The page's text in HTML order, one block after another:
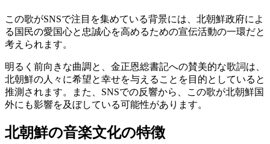
この歌がSNSで注目を集めている背景には、北朝鮮政府によ
る国民の愛国心と忠誠心を高めるための宣伝活動の一環だと
考えられます。
明るく前向きな曲調と、金正恩総書記への賛美的な歌詞は、
北朝鮮の人々に希望と幸せを与えることを目的としていると
推測されます。また、SNSでの反響から、この歌が北朝鮮国
外にも影響を及ぼしている可能性があります。
北朝鮮の音楽文化の特徴